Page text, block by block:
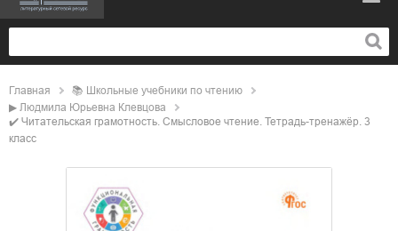
Главная 📚
школьные учебники по чтению
▶ Людмила Юрьевна Клевцова
✔️ Читательская грамотность. Смысловое чтение. Тетрадь-тренажёр. 3
класс